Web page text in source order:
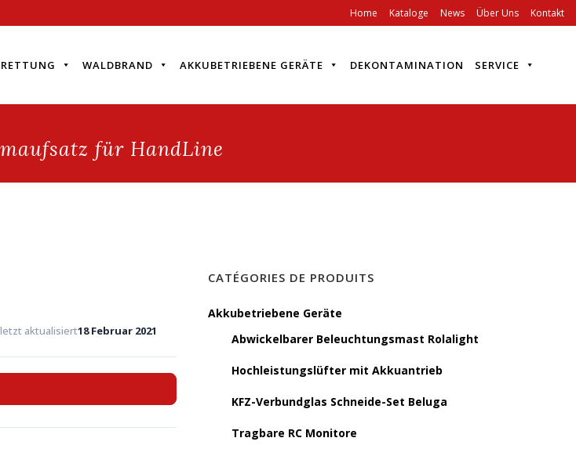
Home Kataloge News Über Uns Kontakt
RETTUNG WALDBRAND AKKUBETRIEBENE GERÄTE DEKONTAMINATION SERVICE
für HandLine
aktualisiert18 Februar 2021
CATÉGORIES DE PRODUITS
Akkubetriebene Geräte
Abwickelbarer Beleuchtungsmast Rolalight
Hochleistungslüfter mit Akkuantrieb
KFZ-Verbundglas Schneide-Set Beluga
Tragbare RC Monitore